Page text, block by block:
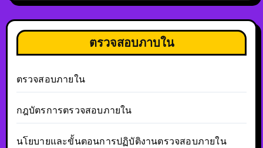
ตรวจสอบภาบใน
ตรวจสอบภายใน
กฎบัตรการตรวจสอบภายใน
นโยบายและขั้นตอนการปฏิบัติงานตรวจสอบภายใน